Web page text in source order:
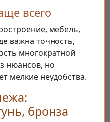
всего
мебель,
важна точность,
многократной
нюансов, но
мелкие неудобства.
бронза